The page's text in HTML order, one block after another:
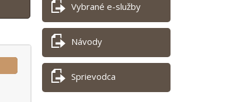
Vybrané e-služby
Návody
Sprievodca